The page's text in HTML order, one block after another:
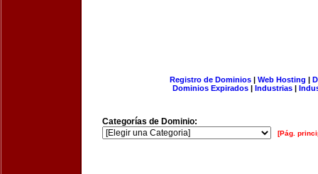
Registro de Dominios| Web Hosting |
Dominios Expirados | Industrias |
Categorías de Dominio:
[Pág.